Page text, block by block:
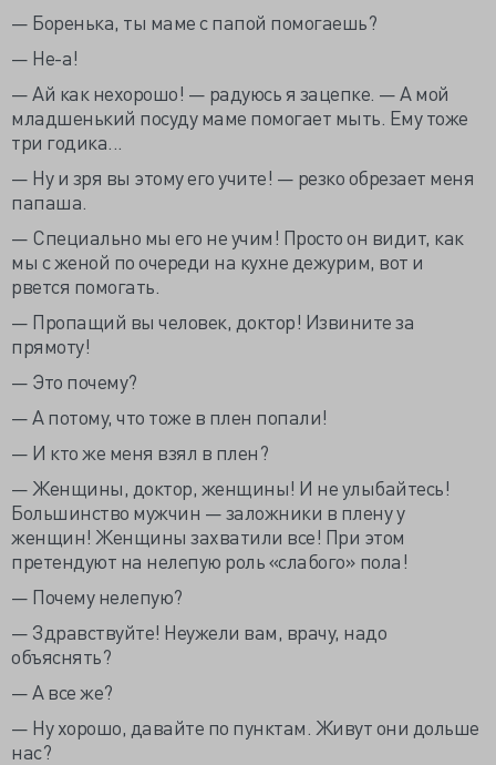
— Боренька, ты маме с папой помогаешь?
— Не-а!
— Ай как нехорошо! — радуюсь я зацепке. — А мой
младшенький посуду маме помогает мыть. Ему тоже
три годика...
— Ну и зря вы этому его учите! — резко обрезает меня
папаша.
— Специально мы его не учим! Просто он видит, как
мы с женой по очереди на кухне дежурим, вот и
рвется помогать.
— Пропащий вы человек, доктор! Извините за
прямоту!
— Это почему?
— А потому, что тоже в плен попали!
— И кто же меня взял в плен?
— Женщины, доктор, женщины! И не улыбайтесь!
Большинство мужчин — заложники в плену у
женщин! Женщины захватили все! При этом
претендуют на нелепую роль «слабого» пола!
— Почему нелепую?
— Здравствуйте! Неужели вам, врачу, надо
объяснять?
— А все же?
— Ну хорошо, давайте по пунктам. Живут они дольше
нас?